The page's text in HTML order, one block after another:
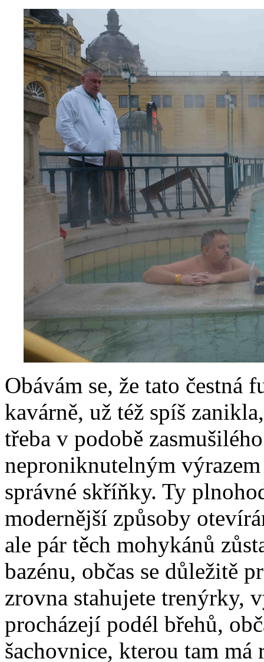
Obávám se, že tato čestná
kavárně, už též spíš
třeba v podobě
neproniknutelným
správné skříňky. Ty
modernější způsoby
ale pár těch mohykánů
bazénu, občas se důležitě
zrovna stahujete trenýrky,
procházejí podél břehů,
šachovnice, kterou tam